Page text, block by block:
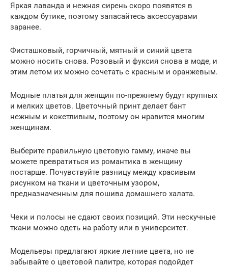
Яркая лаванда и нежная сирень скоро появятся в
каждом бутике, поэтому запасайтесь аксессуарами
заранее.
Фисташковый, горчичный, мятный и синий цвета
можно носить снова. Розовый и фуксия снова в моде, и
этим летом их можно сочетать с красным и оранжевым.
Модные платья для женщин по-прежнему будут крупных
и мелких цветов. Цветочный принт делает бант
нежным и кокетливым, поэтому он нравится многим
женщинам.
Выберите правильную цветовую гамму, иначе вы
можете превратиться из романтика в женщину
постарше. Почувствуйте разницу между красивым
рисунком на ткани и цветочным узором,
предназначенным для пошива домашнего халата.
Чеки и полосы не сдают своих позиций. Эти нескучные
ткани можно одеть на работу или в университет.
Модельеры предлагают яркие летние цвета, но не
забывайте о цветовой палитре, которая подойдет